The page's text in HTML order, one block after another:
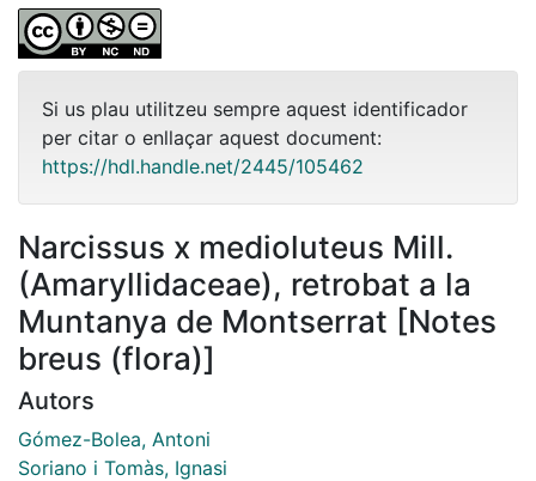
Si us plau utilitzeu sempre aquest identificador
per citar o enllaçar aquest document:
https://hdl.handle.net/2445/105462
Narcissus x medioluteus Mill.
(Amaryllidaceae), retrobat a la
Muntanya de Montserrat [Notes
breus (flora)]
Autors
Gómez-Bolea, Antoni
Soriano i Tomàs, Ignasi